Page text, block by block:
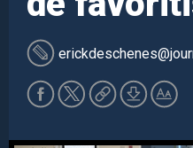
erickdeschenes